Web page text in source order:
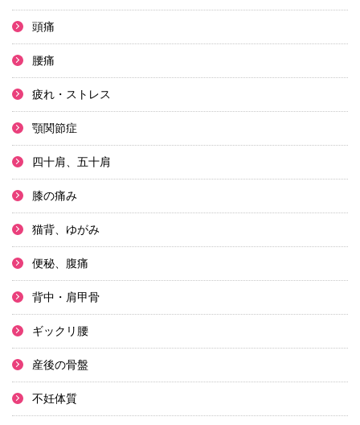
頭痛
腰痛
疲れ・ストレス
顎関節症
四十肩、五十肩
膝の痛み
猫背、ゆがみ
便秘、腹痛
背中・肩甲骨
ギックリ腰
産後の骨盤
不妊体質